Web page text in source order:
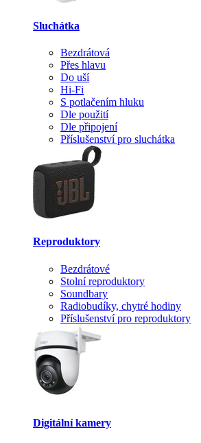
Sluchátka
Bezdrátová
Přes hlavu
Do uší
Hi-Fi
S potlačením hluku
Dle použití
Dle připojení
Příslušenství pro sluchátka
Reproduktory
Bezdrátové
Stolní reproduktory
Soundbary
Radiobudíky, chytré hodiny
Příslušenství pro reproduktory
Digitální kamery